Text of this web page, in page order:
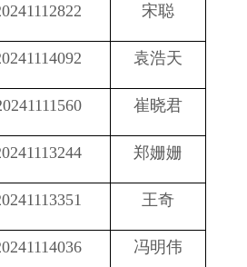
宋聪
袁浩天
崔晓君
郑姗姗
王奇
冯明伟